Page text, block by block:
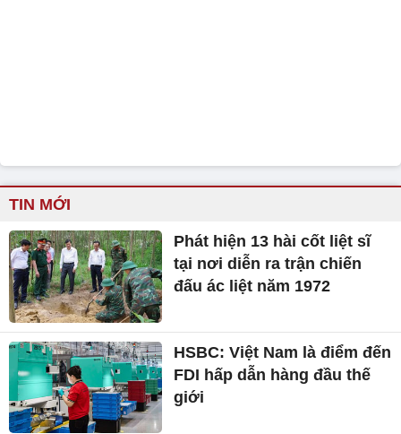
TIN MỚI
Phát hiện 13 hài cốt liệt sĩ
tại nơi diễn ra trận chiến
đấu ác liệt năm 1972
HSBC: Việt Nam là điểm đến
FDI hấp dẫn hàng đầu thế
giới